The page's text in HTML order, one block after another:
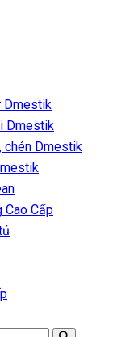
Dmestik
Dmestik
chén Dmestik
Cao Cấp